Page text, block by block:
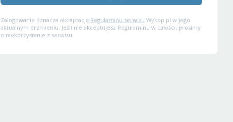
Zalogowanie oznacza akceptację Regulaminu serwisu Wykop.pl w jego
aktualnym brzmieniu. Jeśli nie akceptujesz Regulaminu w całości, prosimy
o niekorzystanie z serwisu.